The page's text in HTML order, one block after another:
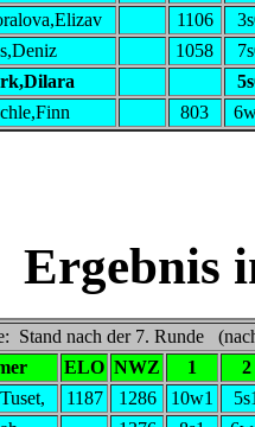
1106
1058
803
Ergebnis
Stand nach der 7. Runde
ELO NWZ 1
2
1187 1286 10w1